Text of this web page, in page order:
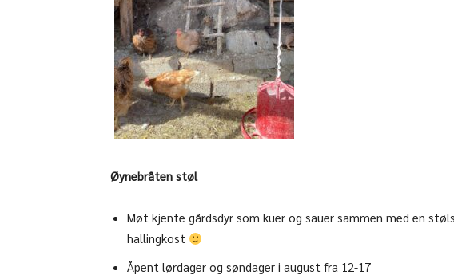
Øynebråten støl
Møt kjente gårdsdyr som kuer og sauer sammen med en
hallingkost
Åpent lørdager og søndager i august fra 12-17